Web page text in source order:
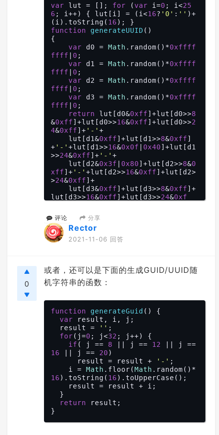
var lut = []; for (var i=0 ; i<25
6 ; i++) { lut[i] = (i<16? '0' : '' )+
(i).toString( 16
function
generateUUID (
{
var d0 = Math .random()*0xffff
ffff | 0 ;
var d1 = Math .random()*0xffff
ffff | 0 ;
var d2 = Math .random()*0xffff
ffff | 0 ;
var d3 = Math .random()*0xffff
ffff | 0 ;
return lut[d0&0xff]+lut[d0>>8
&0xff]+lut[d0>>16&0xff]+lut[d0>>2
4&0xff]+ '-' +
    lut[d1&
0xff]+lut[d1>>8&0xff]
+ '-' +lut[d1>>16&0x0f | 0x40]+lut[d1
>>24&0xff]+ '-' +
    lut[d2&
0x3f | 0x80]+lut[d2>>8&0
xff]+ '-' +lut[d2>>16&0xff]+lut[d2>
>24&0xff]+
    lut[d3&
0xff]+lut[d3>>8&0xff]+
lut[d3>>16&0xff]+lut[d3>>24&0xf
console
评论 分享
Rector
2021-11-06 回答
0
或者，还可以是下面的生成GUID/UUID随
机字符串的函数：
function generateGuid ( ) {
var result, i, j;
  result =
'' ;
for (j=0 ; j<32 ; j++) {
if ( j == 8 || j == 12
16 || j == 20)
      result = result +
'-' ;
    i =
Math .floor(Math .random()*
16).toString( 16).toUpperCase();
return result;